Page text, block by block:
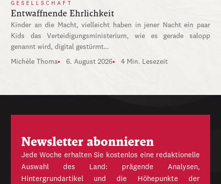
GESELLSCHAFT
Entwaffnende Ehrlichkeit
Kinder an die Macht, vielleicht haben in jener Nacht ein paar
Kids das Verteidigungsministerium, wie es gerade salopp
genannt wird, digital gestürmt…
Michèle Thoma 6. August 2026 4 Min. Lesezeit
Newsletter abonnieren
Jede Woche erhalten Sie kostenlos eine redaktionelle
Auswahl des Land: prägende Analysen,
Hintergrundartikel und die Höhepunkte der